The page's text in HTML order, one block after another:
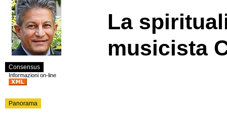
Consensus
Informazioni on-line
Panorama
La
musicista